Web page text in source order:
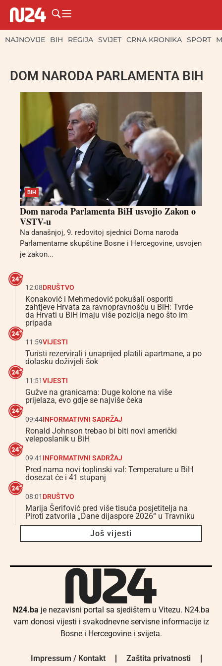
NAJNOVIJE BIH REGIJA SVIJET CRNA KRONIKA SPORT
DOM NARODA PARLAMENTA BIH
BIH
Dom naroda Parlamenta BiH usvojio Zakon o
VSTV-u
Na današnjoj, 9. redovitoj sjednici Doma naroda
Parlamentarne skupštine Bosne i Hercegovine, usvojen
je zakon...
12:08DRUŠTVO
Konaković i Mehmedović pokušali osporiti
zahtjeve Hrvata za ravnopravnošću u BiH: Tvrde
da Hrvati u BiH imaju više pozicija nego što im
pripada
11:59VIJESTI
Turisti rezervirali i unaprijed platili apartmane, a po
dolasku doživjeli šok
11:51VIJESTI
Gužve na granicama: Duge kolone na više
prijelaza, evo gdje se najviše čeka
09:44INFORMATIVNI SADRŽAJ
Ronald Johnson trebao bi biti novi američki
veleposlanik u BiH
09:41 INFORMATIVNI SADRŽAJ
Pred nama novi toplinski val: Temperature u BiH
dosezat će i 41 stupanj
08:01 DRUŠTVO
Marija Šerifović pred više tisuća posjetitelja na
Piroti zatvorila „Dane dijaspore 2026“ u Travniku
Još vijesti
N24.ba je nezavisni portal sa sjedištem u Vitezu. N24.ba
vam donosi vijesti i svakodnevne servisne informacije iz
Bosne i Hercegovine i svijeta.
Impressum / Kontakt Zaštita privatnosti